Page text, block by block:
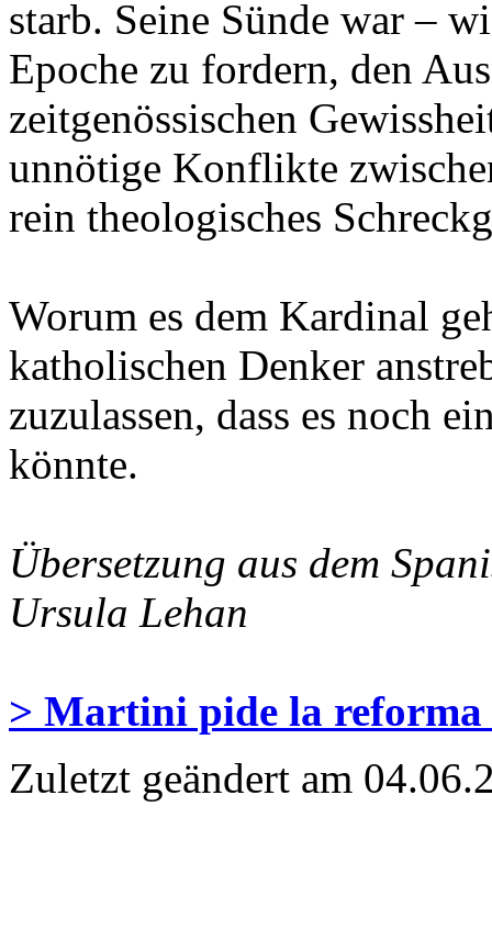
starb. Seine Sünde war –
Epoche zu fordern, den
zeitgenössischen
unnötige Konflikte
rein theologisches
Worum es dem Kardinal
katholischen Denker
zuzulassen, dass es noch
könnte.
Übersetzung aus dem
Ursula Lehan
> Martini pide la reforma
Zuletzt geändert am